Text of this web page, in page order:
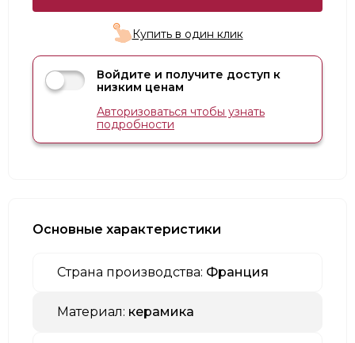
Купить в один клик
Войдите и получите доступ к
низким ценам
Авторизоваться чтобы узнать
подробности
Основные характеристики
Страна производства: Франция
Материал: керамика